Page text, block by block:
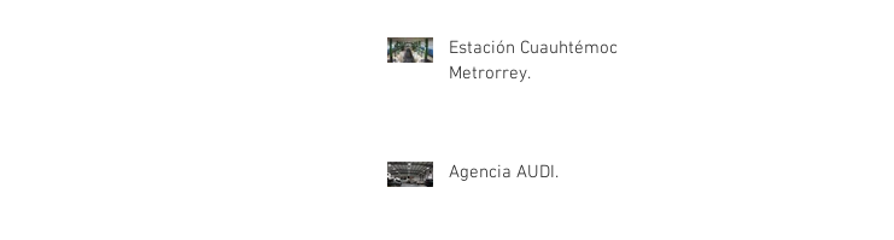
Estación Cuauhtémoc
Metrorrey.
Agencia AUDI.